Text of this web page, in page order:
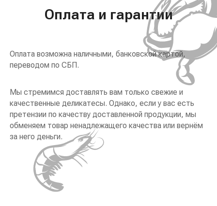
Оплата и гарантии
Оплата возможна наличными, банковской картой,
переводом по СБП.
Мы стремимся доставлять вам только свежие и
качественные деликатесы. Однако, если у вас есть
претензии по качеству доставленной продукции, мы
обменяем товар ненадлежащего качества или вернём
за него деньги.